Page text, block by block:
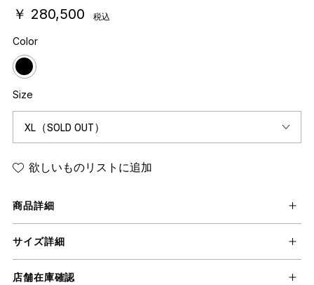
￥ 280,500 税込
Color
Size
欲しいものリストに追加
商品詳細
サイズ詳細
店舗在庫確認